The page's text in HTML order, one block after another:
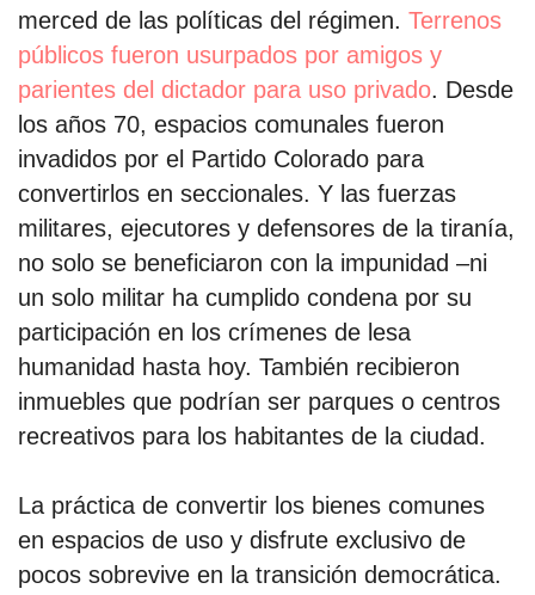
merced de las políticas del régimen. Terrenos
públicos fueron usurpados por amigos y
parientes del dictador para uso privado. Desde
los años 70, espacios comunales fueron
invadidos por el Partido Colorado para
convertirlos en seccionales. Y las fuerzas
militares, ejecutores y defensores de la tiranía,
no solo se beneficiaron con la impunidad –ni
un solo militar ha cumplido condena por su
participación en los crímenes de lesa
humanidad hasta hoy. También recibieron
inmuebles que podrían ser parques o centros
recreativos para los habitantes de la ciudad.
La práctica de convertir los bienes comunes
en espacios de uso y disfrute exclusivo de
pocos sobrevive en la transición democrática.